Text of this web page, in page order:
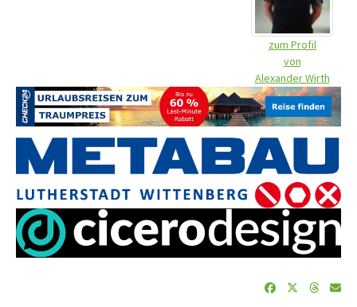
zum Profil
von
Alexander Wirth